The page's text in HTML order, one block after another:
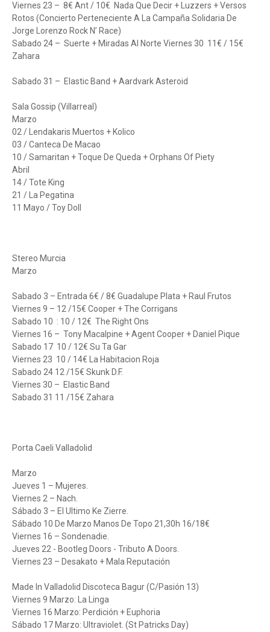
Viernes 23 – 8€ Ant / 10€ Nada Que Decir + Luzzers + Versos
Rotos (Concierto Perteneciente A La Campaña Solidaria De
Jorge Lorenzo Rock N’ Race)
Sabado 24 – Suerte + Miradas Al Norte Viernes 30 11€ / 15€
Zahara
Sabado 31 – Elastic Band + Aardvark Asteroid
Sala Gossip (Villarreal)
Marzo
02 / Lendakaris Muertos + Kolico
03 / Canteca De Macao
10 / Samaritan + Toque De Queda + Orphans Of Piety
Abril
14 / Tote King
21 / La Pegatina
11 Mayo / Toy Doll
Stereo Murcia
Marzo
Sabado 3 – Entrada 6€ / 8€ Guadalupe Plata + Raul Frutos
Viernes 9 – 12 /15€ Cooper + The Corrigans
Sabado 10 : 10 / 12€ The Right Ons
Viernes 16 – Tony Macalpine + Agent Cooper + Daniel Pique
Sabado 17 10 / 12€ Su Ta Gar
Viernes 23 10 / 14€ La Habitacion Roja
Sabado 24 12 /15€ Skunk D.F.
Viernes 30 – Elastic Band
Sabado 31 11 /15€ Zahara
Porta Caeli Valladolid
Marzo
Jueves 1 – Mujeres.
Viernes 2 – Nach.
Sábado 3 – El Ultimo Ke Zierre.
Sábado 10 De Marzo Manos De Topo 21,30h 16/18€
Viernes 16 – Sondenadie.
Jueves 22 - Bootleg Doors - Tributo A Doors.
Viernes 23 – Desakato + Mala Reputación
Made In Valladolid Discoteca Bagur (C/Pasión 13)
Viernes 9 Marzo: La Linga
Viernes 16 Marzo: Perdición + Euphoria
Sábado 17 Marzo: Ultraviolet. (St Patricks Day)